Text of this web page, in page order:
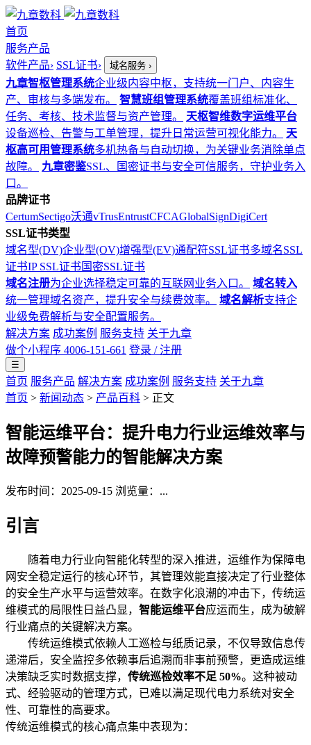
首页
服务产品
软件产品› SSL证书› 域名服务 ›
九章智枢管理系统企业级内容中枢，支持统一门户、内容生
产、审核与多端发布。
智慧班组管理系统覆盖班组标准化、
任务、考核、技术监督与资产管理。
天枢智维数字运维平台
设备巡检、告警与工单管理，提升日常运营可视化能力。
天
枢高可用管理系统多机热备与自动切换，为关键业务消除单点
故障。
九章密鉴SSL、国密证书与安全可信服务，守护业务入
口。
品牌证书
CertumSectigo沃通vTrusEntrustCFCAGlobalSignDigiCert
SSL证书类型
域名型(DV)企业型(OV)增强型(EV)通配符SSL证书多域名SSL
证书IP SSL证书 国密SSL证书
域名注册为企业选择稳定可靠的互联网业务入口。
域名转入
统一管理域名资产，提升安全与续费效率。
域名解析支持企
业级免费解析与安全配置服务。
解决方案 成功案例 服务支持 关于九章
做个小程序 4006-151-661 登录 / 注册
☰
首页 服务产品 解决方案 成功案例 服务支持 关于九章
首页 > 新闻动态 > 产品百科 > 正文
智能运维平台：提升电力行业运维效率与
故障预警能力的智能解决方案
发布时间：2025-09-15 浏览量： ...
引言
随着电力行业向智能化转型的深入推进，运维作为保障电
网安全稳定运行的核心环节，其管理效能直接决定了行业整体
的安全生产水平与运营效率。在数字化浪潮的冲击下，传统运
维模式的局限性日益凸显， 智能运维平台应运而生，成为破解
行业痛点的关键解决方案。
传统运维模式依赖人工巡检与纸质记录，不仅导致信息传
递滞后，安全监控多依赖事后追溯而非事前预警，更造成运维
决策缺乏实时数据支撑， 传统巡检效率不足 50%。这种被动
式、经验驱动的管理方式，已难以满足现代电力系统对安全
性、可靠性的高要求。
传统运维模式的核心痛点集中表现为：